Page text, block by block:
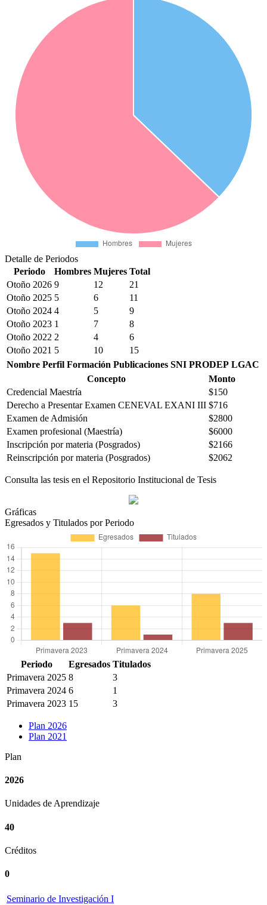
Detalle de Periodos
Periodo
Hombres Mujeres Total
Otoño 2026 9 12
21
Otoño 2025 5 6
11
Otoño 2024 4 5
9
Otoño 2023 1 7
8
Otoño 2022 2 4
6
Otoño 2021 5 10
15
Nombre Perfil Formación Publicaciones SNI PRODEP LGAC
Concepto
Monto
Credencial Maestría
$150
Derecho a Presentar Examen CENEVAL EXANI III $716
Examen de Admisión
$2800
Examen profesional (Maestría)
$6000
Inscripción por materia (Posgrados)
$2166
Reinscripción por materia (Posgrados)
$2062
Consulta las tesis en el Repositorio Institucional de Tesis
Gráficas
Egresados y Titulados por Periodo
Periodo Egresados Titulados
Primavera 2025 8
3
Primavera 2024 6
1
Primavera 2023 15 3
Plan 2026
Plan 2021
Plan
2026
Unidades de Aprendizaje
40
Créditos
0
Seminario de Investigación I